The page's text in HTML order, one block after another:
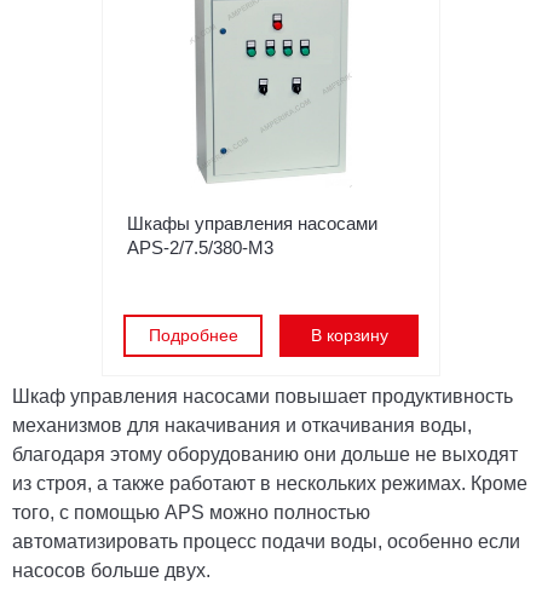
Шкафы управления насосами
APS-2/7.5/380-M3
Подробнее В корзину
Шкаф управления насосами повышает продуктивность
механизмов для накачивания и откачивания воды,
благодаря этому оборудованию они дольше не выходят
из строя, а также работают в нескольких режимах. Кроме
того, с помощью APS можно полностью
автоматизировать процесс подачи воды, особенно если
насосов больше двух.